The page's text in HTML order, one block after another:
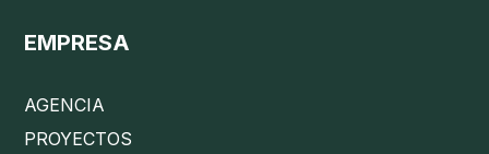
EMPRESA
AGENCIA
PROYECTOS